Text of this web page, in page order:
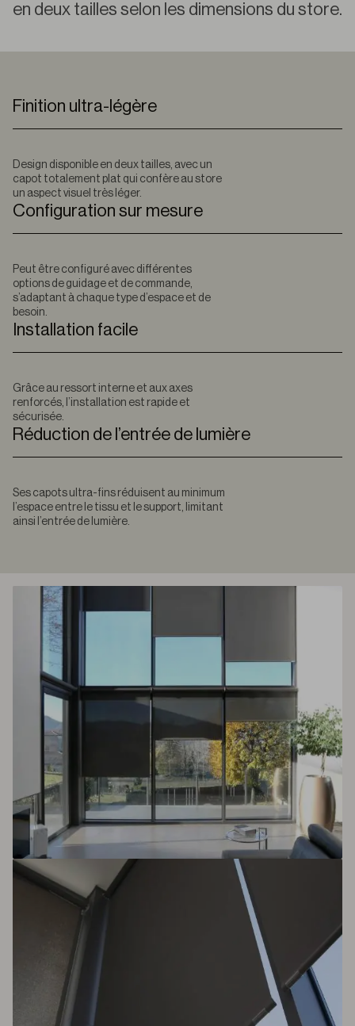
en deux tailles selon les dimensions du store.
Finition ultra-légère
Design disponible en deux tailles, avec un
capot totalement plat qui confère au store
un aspect visuel très léger.
Configuration sur mesure
Peut être configuré avec différentes
options de guidage et de commande,
s’adaptant à chaque type d’espace et de
besoin.
Installation facile
Grâce au ressort interne et aux axes
renforcés, l’installation est rapide et
sécurisée.
Réduction de l’entrée de lumière
Ses capots ultra-fins réduisent au minimum
l’espace entre le tissu et le support, limitant
ainsi l’entrée de lumière.